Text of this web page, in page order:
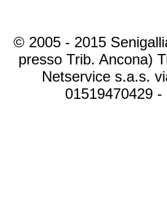
© 2005 - 2015
presso Trib. Ancona)
Netservice s.a.s.
01519470429